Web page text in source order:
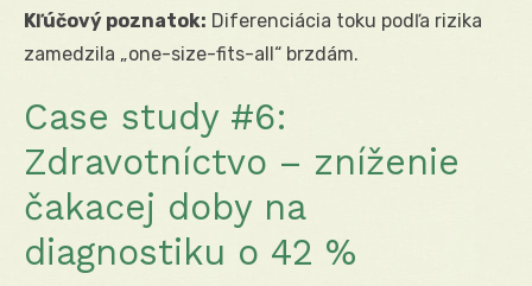
Kľúčový poznatok: Diferenciácia toku podľa rizika
zamedzila „one-size-fits-all“ brzdám.
Case study #6:
Zdravotníctvo – zníženie
čakacej doby na
diagnostiku o 42 %